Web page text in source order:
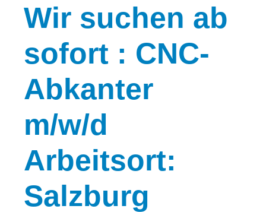
Wir suchen ab
sofort : CNC-
Abkanter
m/w/d
Arbeitsort:
Salzburg